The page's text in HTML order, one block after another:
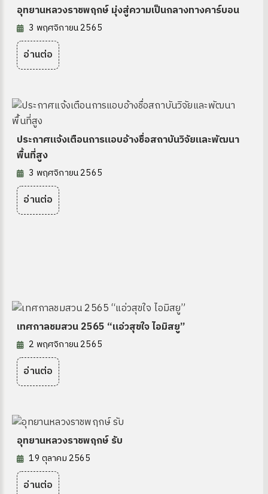
อุทยานหลวงราชพฤกษ์ มุ่งสู่ความเป็นกลางทางคาร์บอน
3 พฤศจิกายน 2565
อ่านต่อ
ประกาศแจ้งเตือนการแอบอ้างชื่อสถาบันวิจัยและพัฒนา
พื้นที่สูง
3 พฤศจิกายน 2565
อ่านต่อ
เทศกาลชมสวน 2565 “แอ่วสุขใจ ไอมิสยู”
2 พฤศจิกายน 2565
อ่านต่อ
อุทยานหลวงราชพฤกษ์ รับ
19 ตุลาคม 2565
อ่านต่อ
ความรู้